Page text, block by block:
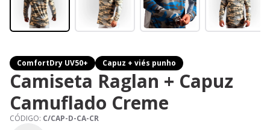
ComfortDry UV50+ Capuz + viés punho
Camiseta Raglan + Capuz
Camuflado Creme
CÓDIGO: C/CAP-D-CA-CR